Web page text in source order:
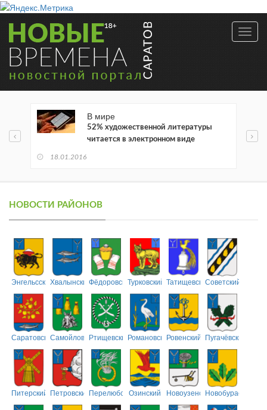
В мире
52% художественной литературы
читается в электронном виде
18.01.2016
НОВОСТИ РАЙОНОВ
ЭнгельсскийХвалынскийФёдоровскийТурковский ТатищевскийСоветский
СаратовскийСамойловскийРтищевскийРомановскийРовенский Пугачёвский
Питерский ПетровскийПерелюбскийОзинский НовоузенскийНовобурасский